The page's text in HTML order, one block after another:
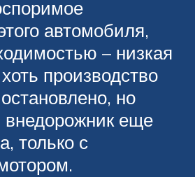
автомобиля,
– низкая
производство
но
внедорожник еще
только с